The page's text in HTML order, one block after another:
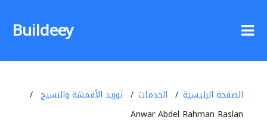
Buildeey
الصفحة الرئيسية الخدمات
توريد الأقمشة والنسيج
Anwar Abdel Rahman Raslan